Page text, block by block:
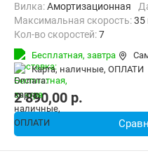
Вилка:Амортизационная
Максимальная скорость:35
Кол-во скоростей:7
Передний тормоз:
Задний тормоз:
Дисковый
Бесплатная, завтра
карта, наличные, ОПЛАТИ
2 890,00 p.